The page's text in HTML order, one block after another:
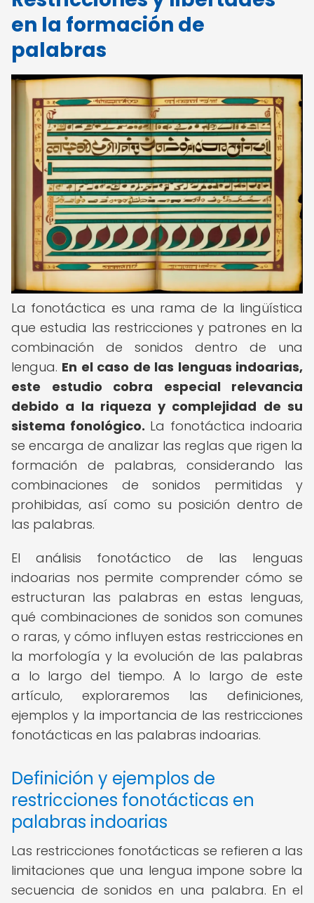
en la formación de
palabras
La fonotáctica es una rama de la lingüística
que estudia las restricciones y patrones en la
combinación de sonidos dentro de una
lengua. En el caso de las lenguas indoarias,
este estudio cobra especial relevancia
debido a la riqueza y complejidad de su
sistema fonológico. La fonotáctica indoaria
se encarga de analizar las reglas que rigen la
formación de palabras, considerando las
combinaciones de sonidos permitidas y
prohibidas, así como su posición dentro de
las palabras.
El análisis fonotáctico de las lenguas
indoarias nos permite comprender cómo se
estructuran las palabras en estas lenguas,
qué combinaciones de sonidos son comunes
o raras, y cómo influyen estas restricciones en
la morfología y la evolución de las palabras
a lo largo del tiempo. A lo largo de este
artículo, exploraremos las definiciones,
ejemplos y la importancia de las restricciones
fonotácticas en las palabras indoarias.
Definición y ejemplos de
restricciones fonotácticas en
palabras indoarias
Las restricciones fonotácticas se refieren a las
limitaciones que una lengua impone sobre la
secuencia de sonidos en una palabra. En el